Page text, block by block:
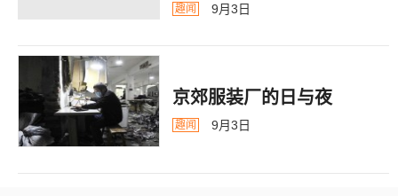
趣闻 9月3日
京郊服装厂的日与夜
趣闻 9月3日